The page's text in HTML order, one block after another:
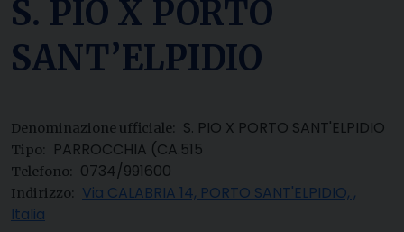
S. PIO X PORTO
SANT’ELPIDIO
Denominazione ufficiale: S. PIO X PORTO SANT'ELPIDIO
Tipo: PARROCCHIA (CA.515
Telefono: 0734/991600
Indirizzo:
Via CALABRIA 14, PORTO SANT'ELPIDIO, ,
Italia